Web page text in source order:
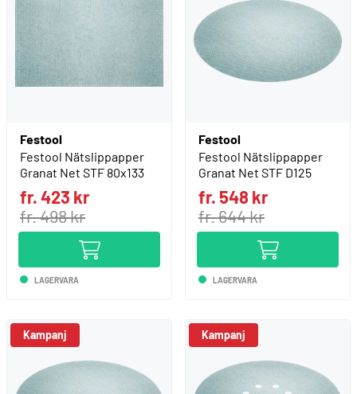
Festool
Festool Nätslippapper
Granat Net STF 80x133
fr. 423 kr
fr. 498 kr
LAGERVARA
Festool
Festool Nätslippapper
Granat Net STF D125
fr. 548 kr
fr. 644 kr
LAGERVARA